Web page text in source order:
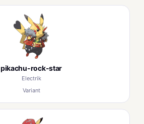
pikachu-rock-star
Electrik
Variant